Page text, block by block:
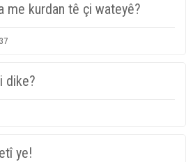
me kurdan tê çi wateyê?
dike?
ye!